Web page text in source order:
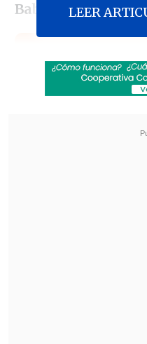
Babasónicos
Karol G incluirá
Mars y Drake en su
desgarradores
LEER